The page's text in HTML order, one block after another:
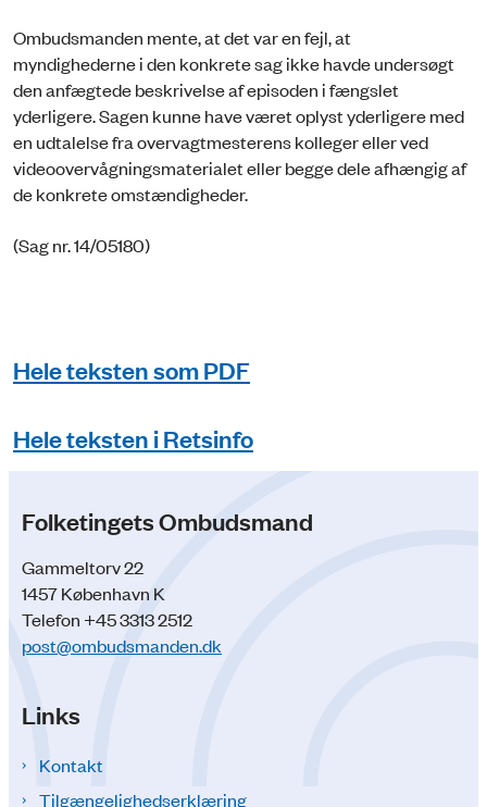
Ombudsmanden mente, at det var en fejl, at
myndighederne i den konkrete sag ikke havde undersøgt
den anfægtede beskrivelse af episoden i fængslet
yderligere. Sagen kunne have været oplyst yderligere med
en udtalelse fra overvagtmesterens kolleger eller ved
videoovervågningsmaterialet eller begge dele afhængig af
de konkrete omstændigheder.
(Sag nr. 14/05180)
Hele teksten som PDF
Hele teksten i Retsinfo
Folketingets Ombudsmand
Gammeltorv 22
1457 København K
Telefon +45 3313 2512
post@ombudsmanden.dk
Links
Kontakt
Tilgængelighedserklæring